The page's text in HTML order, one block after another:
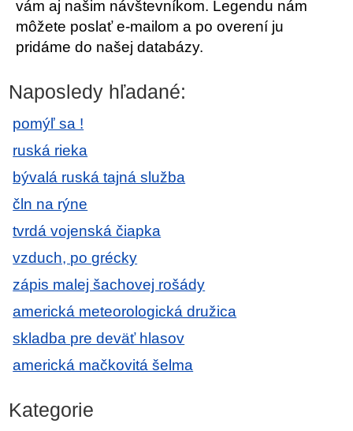
vám aj našim návštevníkom. Legendu nám
môžete poslať e-mailom a po overení ju
pridáme do našej databázy.
Naposledy hľadané:
pomýľ sa !
ruská rieka
bývalá ruská tajná služba
čln na rýne
tvrdá vojenská čiapka
vzduch, po grécky
zápis malej šachovej rošády
americká meteorologická družica
skladba pre deväť hlasov
americká mačkovitá šelma
Kategorie